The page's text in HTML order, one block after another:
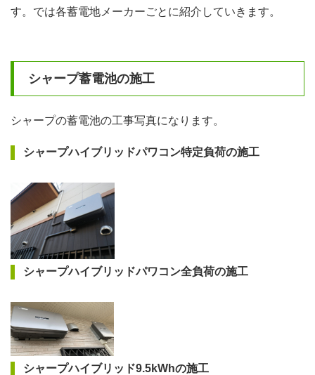
す。では各蓄電地メーカーごとに紹介していきます。
シャープ蓄電池の施工
シャープの蓄電池の工事写真になります。
シャープハイブリッドパワコン特定負荷の施工
シャープハイブリッドパワコン全負荷の施工
シャープハイブリッド9.5kWhの施工